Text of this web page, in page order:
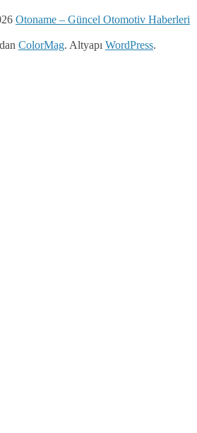
Otoname – Güncel Otomotiv Haberleri
ColorMag. Altyapı WordPress.